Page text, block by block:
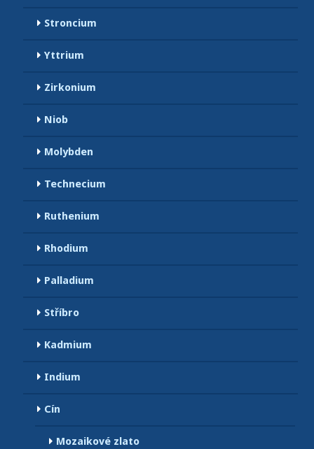
Stroncium
Yttrium
Zirkonium
Niob
Molybden
Technecium
Ruthenium
Rhodium
Palladium
Stříbro
Kadmium
Indium
Cín
Mozaikové zlato